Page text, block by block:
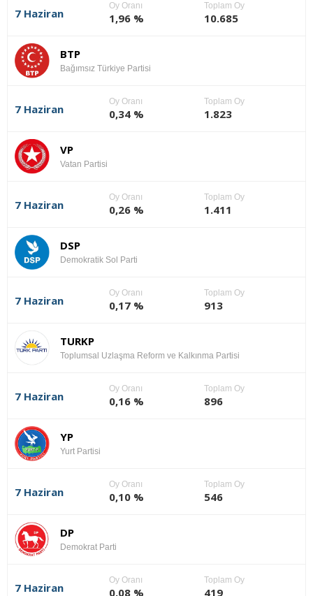
7 Haziran
Oy Oranı
1,96 %
Toplam Oy
10.685
BTP
Bağımsız Türkiye Partisi
7 Haziran
Oy Oranı
0,34 %
Toplam Oy
1.823
VP
Vatan Partisi
7 Haziran
Oy Oranı
0,26 %
Toplam Oy
1.411
DSP
Demokratik Sol Parti
7 Haziran
Oy Oranı
0,17 %
Toplam Oy
913
TURKP
Toplumsal Uzlaşma Reform ve Kalkınma Partisi
7 Haziran
Oy Oranı
0,16 %
Toplam Oy
896
YP
Yurt Partisi
7 Haziran
Oy Oranı
0,10 %
Toplam Oy
546
DP
Demokrat Parti
7 Haziran
Oy Oranı
0,08 %
Toplam Oy
419